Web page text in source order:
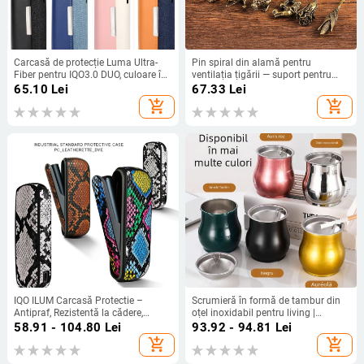
Carcasă de protecție Luma Ultra-
Fiber pentru IQO3.0 DUO, culoare în
contrast, portabilă cu spațiu de
65.10 Lei
add_shopping_cart
Pin spiral din alamă pentru
ventilația țigării — suport pentru
cenușă, accesoriu minimalist
pentru fumat, ambalaj 200 buc
67.33 Lei
add_shopping_cart
IQO ILUM Carcasă Protectie –
Antipraf, Rezistentă la cădere,
Model Python, Material PC+Piele,
Imprimare logo, Personalizare
disponibilă, Stil lux ușor, Japonez,
58.91 - 104.80 Lei
add_shopping_cart
Scrumieră în formă de tambur din
oțel inoxidabil pentru living |
Minimalist, lux ușor; Personalizabil
Chaozhou
93.92 - 94.81 Lei
add_shopping_cart